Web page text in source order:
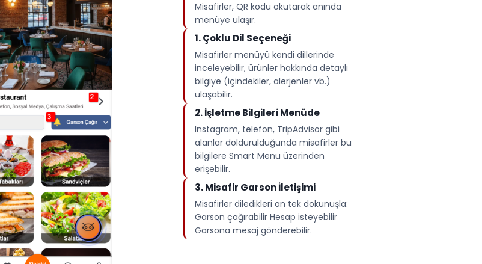
Misafirler, QR kodu okutarak anında
menüye ulaşır.
1.⁠ ⁠Çoklu Dil Seçeneği
Misafirler menüyü kendi dillerinde
inceleyebilir, ürünler hakkında detaylı
bilgiye (içindekiler, alerjenler vb.)
ulaşabilir.
2.⁠ ⁠İşletme Bilgileri Menüde
Instagram, telefon, TripAdvisor gibi
alanlar doldurulduğunda misafirler bu
bilgilere Smart Menu üzerinden
erişebilir.
3.⁠ ⁠Misafir Garson İletişimi
Misafirler diledikleri an tek dokunuşla:
Garson çağırabilir Hesap isteyebilir
Garsona mesaj gönderebilir.